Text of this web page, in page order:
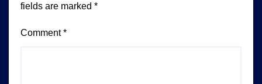
fields are marked *
Comment*